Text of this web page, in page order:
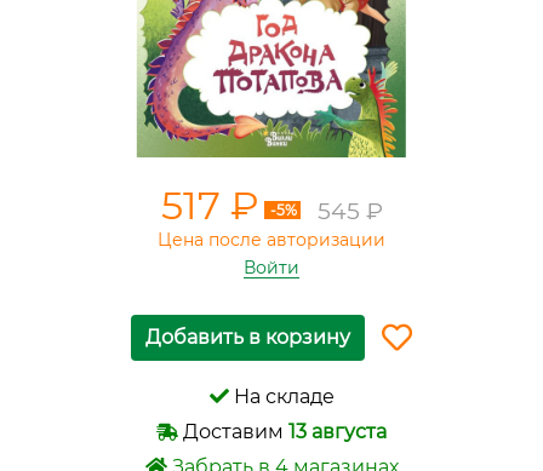
517 ₽ -5% 545 ₽
Цена после авторизации
Войти
Добавить в корзину
На складе
Доставим 13 августа